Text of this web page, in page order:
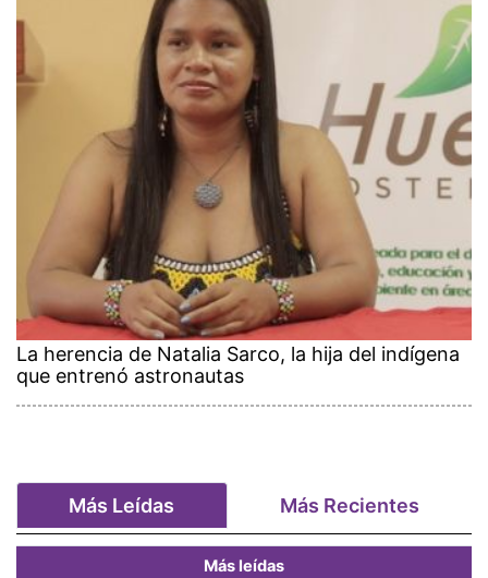
La herencia de Natalia Sarco, la hija del indígena
que entrenó astronautas
Más Leídas Más Recientes
Más leídas